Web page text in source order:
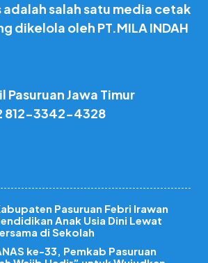
adalah salah satu media cetak
dikelola oleh PT.MILA INDAH
Pasuruan Jawa Timur
812-3342-4328
Pasuruan Febri Irawan
Anak Usia Dini Lewat
di Sekolah
ke-33, Pemkab Pasuruan